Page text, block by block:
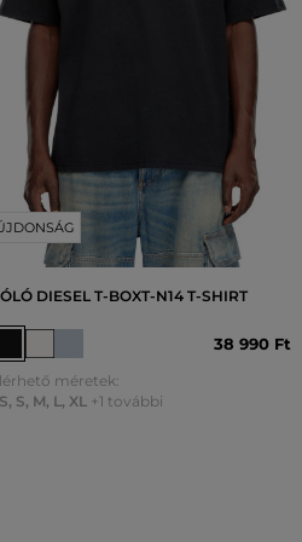
DIESEL T-BOXT-N14 T-SHIRT
38 990 Ft
méretek:
, S, M, L , XL +1 további